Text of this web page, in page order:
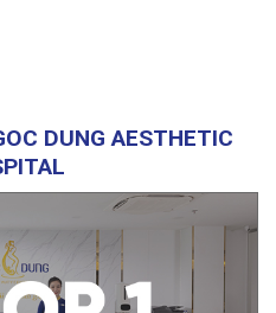
DUNG AESTHETIC